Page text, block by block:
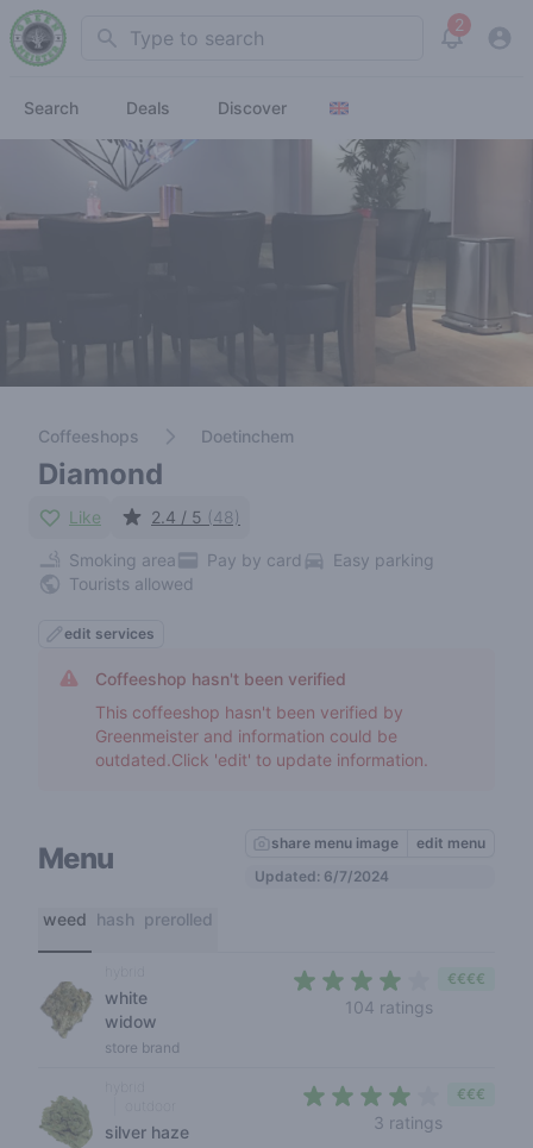
Search 2
View
Search Deals Discover
Coffeeshops Doetinchem
Diamond
Like 2.4 / 5 (48)
Smoking area Pay by card
Easy parking
Tourists allowed
edit services
Coffeeshop hasn't been verified
This coffeeshop hasn't been verified by
Greenmeister and information could be
outdated.Click 'edit' to update information.
Menu share menu image
edit menu
Updated: 6/7/2024
weed hash prerolled
white
widow
store brand
104 ratings
€€€€
silver haze 3 ratings
€€€